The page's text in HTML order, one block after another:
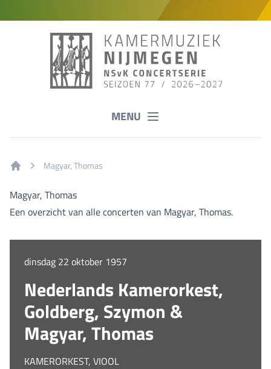
MENU
Magyar, Thomas
Magyar, Thomas
Een overzicht van alle concerten van Magyar, Thomas.
dinsdag 22 oktober 1957
Nederlands Kamerorkest,
Goldberg, Szymon &
Magyar, Thomas
KAMERORKEST, VIOOL